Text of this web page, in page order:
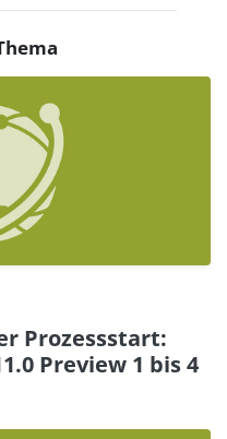
Prozessstart:
Preview 1 bis 4